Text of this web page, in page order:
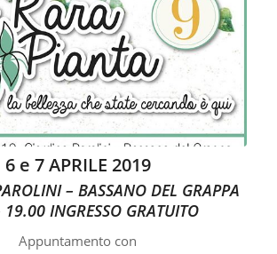
6 e 7 APRILE 2019
– BASSANO DEL GRAPPA
INGRESSO GRATUITO
Appuntamento con